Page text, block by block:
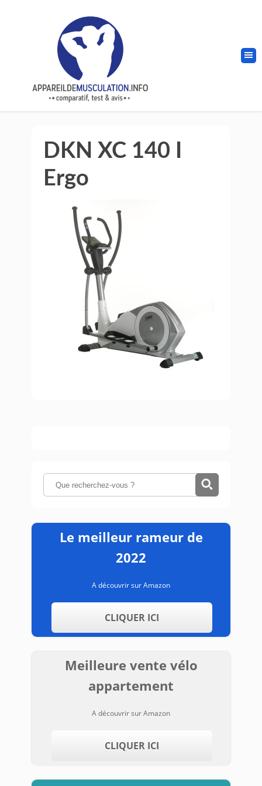
DKN XC 140 I
Ergo
Le meilleur rameur de
2022
A découvrir sur Amazon
CLIQUER ICI
Meilleure vente vélo
appartement
A découvrir sur Amazon
CLIQUER ICI